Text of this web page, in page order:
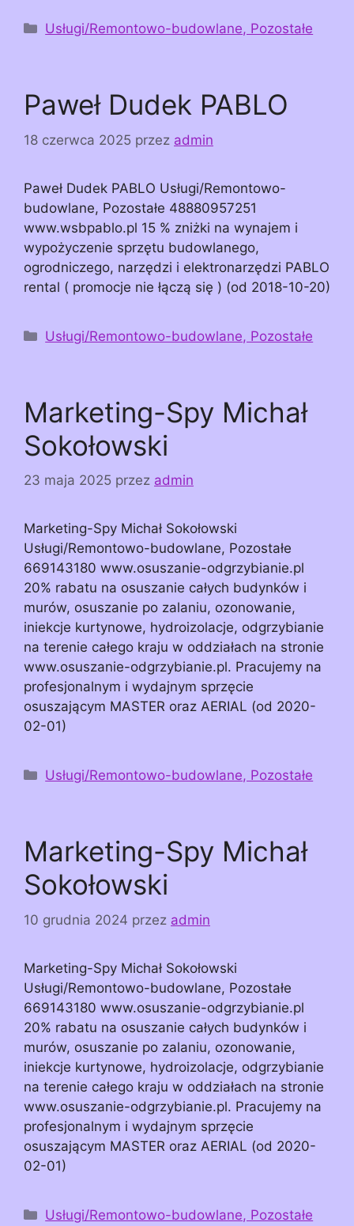
Kategorie
Usługi/Remontowo-budowlane, Pozostałe
Paweł Dudek PABLO
18 czerwca 2025 przez admin
Paweł Dudek PABLO Usługi/Remontowo-
budowlane, Pozostałe 48880957251
www.wsbpablo.pl 15 % zniżki na wynajem i
wypożyczenie sprzętu budowlanego,
ogrodniczego, narzędzi i elektronarzędzi PABLO
rental ( promocje nie łączą się ) (od 2018-10-20)
Kategorie
Usługi/Remontowo-budowlane, Pozostałe
Marketing-Spy Michał
Sokołowski
23 maja 2025 przez admin
Marketing-Spy Michał Sokołowski
Usługi/Remontowo-budowlane, Pozostałe
669143180 www.osuszanie-odgrzybianie.pl
20% rabatu na osuszanie całych budynków i
murów, osuszanie po zalaniu, ozonowanie,
iniekcje kurtynowe, hydroizolacje, odgrzybianie
na terenie całego kraju w oddziałach na stronie
www.osuszanie-odgrzybianie.pl. Pracujemy na
profesjonalnym i wydajnym sprzęcie
osuszającym MASTER oraz AERIAL (od 2020-
02-01)
Kategorie
Usługi/Remontowo-budowlane, Pozostałe
Marketing-Spy Michał
Sokołowski
10 grudnia 2024 przez admin
Marketing-Spy Michał Sokołowski
Usługi/Remontowo-budowlane, Pozostałe
669143180 www.osuszanie-odgrzybianie.pl
20% rabatu na osuszanie całych budynków i
murów, osuszanie po zalaniu, ozonowanie,
iniekcje kurtynowe, hydroizolacje, odgrzybianie
na terenie całego kraju w oddziałach na stronie
www.osuszanie-odgrzybianie.pl. Pracujemy na
profesjonalnym i wydajnym sprzęcie
osuszającym MASTER oraz AERIAL (od 2020-
02-01)
Kategorie
Usługi/Remontowo-budowlane, Pozostałe